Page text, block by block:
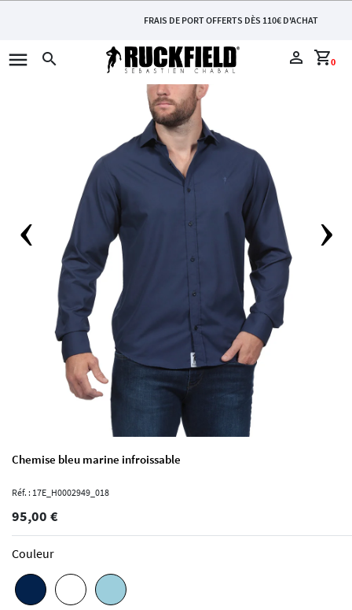
FRAIS DE PORT OFFERTS DÈS 110€ D'ACHAT
menu search perm_identity 0
shopping_cart
Chemise bleu marine infroissable
Réf. : 17E_H0002949_018
95,00 €
Couleur